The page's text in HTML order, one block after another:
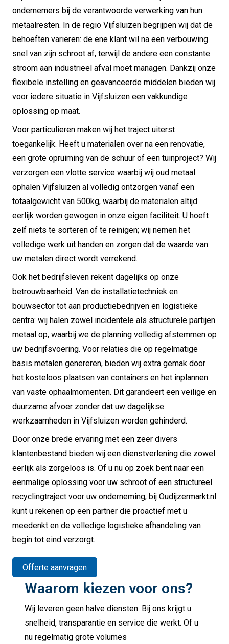
ondernemers bij de verantwoorde verwerking van hun
metaalresten. In de regio Vijfsluizen begrijpen wij dat de
behoeften variëren: de ene klant wil na een verbouwing
snel van zijn schroot af, terwijl de andere een constante
stroom aan industrieel afval moet managen. Dankzij onze
flexibele instelling en geavanceerde middelen bieden wij
voor iedere situatie in Vijfsluizen een vakkundige
oplossing op maat.
Voor particulieren maken wij het traject uiterst
toegankelijk. Heeft u materialen over na een renovatie,
een grote opruiming van de schuur of een tuinproject? Wij
verzorgen een vlotte service waarbij wij oud metaal
ophalen Vijfsluizen al volledig ontzorgen vanaf een
totaalgewicht van 500kg, waarbij de materialen altijd
eerlijk worden gewogen in onze eigen faciliteit. U hoeft
zelf niets te sorteren of te reinigen; wij nemen het
volledige werk uit handen en zorgen dat de waarde van
uw metalen direct wordt verrekend.
Ook het bedrijfsleven rekent dagelijks op onze
betrouwbaarheid. Van de installatietechniek en
bouwsector tot aan productiebedrijven en logistieke
centra: wij halen zowel incidentele als structurele partijen
metaal op, waarbij we de planning volledig afstemmen op
uw bedrijfsvoering. Voor relaties die op regelmatige
basis metalen genereren, bieden wij extra gemak door
het kosteloos plaatsen van containers en het inplannen
van vaste ophaalmomenten. Dit garandeert een veilige en
duurzame afvoer zonder dat uw dagelijkse
werkzaamheden in Vijfsluizen worden gehinderd.
Door onze brede ervaring met een zeer divers
klantenbestand bieden wij een dienstverlening die zowel
eerlijk als zorgeloos is. Of u nu op zoek bent naar een
eenmalige oplossing voor uw schroot of een structureel
recyclingtraject voor uw onderneming, bij Oudijzermarkt.nl
kunt u rekenen op een partner die proactief met u
meedenkt en de volledige logistieke afhandeling van
begin tot eind verzorgt.
Offerte aanvragen
Waarom kiezen voor ons?
Wij leveren geen halve diensten. Bij ons krijgt u
snelheid, transparantie en service die werkt. Of u
nu regelmatig grote volumes